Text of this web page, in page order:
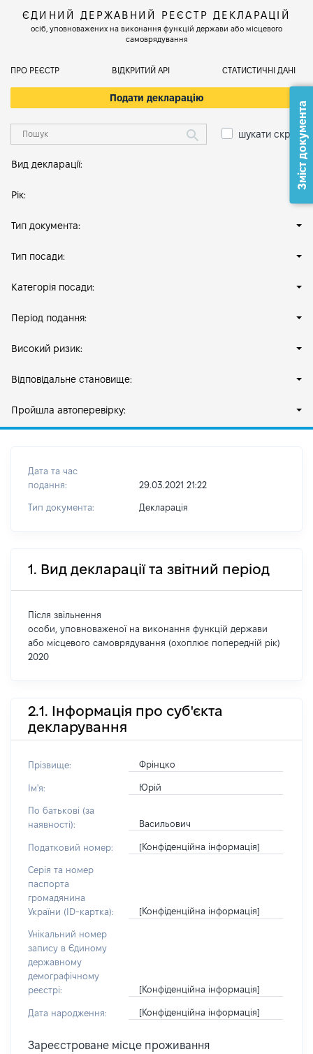
ЄДИНИЙ ДЕРЖАВНИЙ РЕЄСТР ДЕКЛАРАЦІЙ
осіб, уповноважених на виконання функцій держави або місцевого
самоврядування
ПРО РЕЄСТР ВІДКРИТИЙ АРІ СТАТИСТИЧНІ ДАНІ
Подати декларацію
шукати скрізь
Вид декларації:
Рік:
Тип документа:
Тип посади:
Категорія посади:
Період подання:
Високий ризик:
Відповідальне становище:
Пройшла автоперевірку:
Дата та час
подання:
29.03.2021 21:22
Тип документа: Декларація
1. Вид декларації та звітний період
Після звільнення
особи, уповноваженої на виконання функцій держави
або місцевого самоврядування (охоплює попередній рік)
2020
2.1. Інформація про суб'єкта
декларування
Прізвище: Фрінцко
Ім'я: Юрій
По батькові (за
наявності):
Васильович
Податковий номер: [Конфіденційна інформація]
Серія та номер
паспорта
громадянина
України (ID-картка):
[Конфіденційна інформація]
Унікальний номер
запису в Єдиному
державному
демографічному
реєстрі:
[Конфіденційна інформація]
Дата народження: [Конфіденційна інформація]
Зареєстроване місце проживання
Зміст документа